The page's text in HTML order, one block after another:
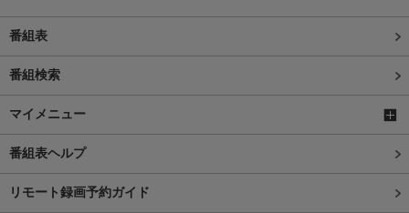
番組表
番組検索
マイメニュー
番組表ヘルプ
リモート録画予約ガイド